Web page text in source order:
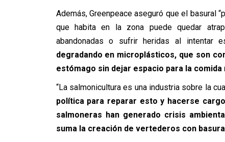
Además, Greenpeace aseguró que el basural
que habita en la zona puede quedar
abandonadas o sufrir heridas al intentar
degradando en microplásticos, que son
estómago sin dejar espacio para la
“La salmonicultura es una industria sobre la
política para reparar esto y hacerse
salmoneras han generado crisis
suma la creación de vertederos con